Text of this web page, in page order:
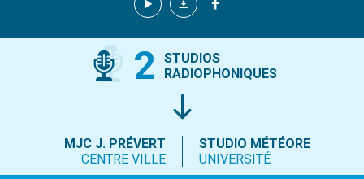
2
STUDIOS
RADIOPHONIQUES
MJC J. PRÉVERT
CENTRE VILLE
STUDIO MÉTÉORE
UNIVERSITÉ